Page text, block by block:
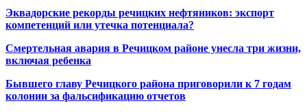
Эквадорские рекорды речицких нефтяников: экспорт
компетенций или утечка потенциала?
Смертельная авария в Речицком районе унесла три жизни,
включая ребенка
Бывшего главу Речицкого района приговорили к 7 годам
колонии за фальсификацию отчетов